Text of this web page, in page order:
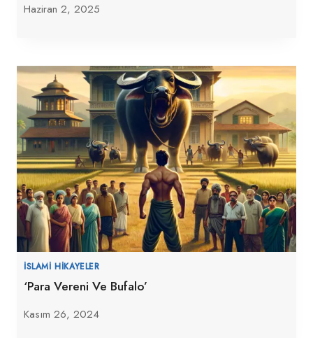
Haziran 2, 2025
İSLAMI HIKAYELER
‘Para Vereni Ve Bufalo’
Kasım 26, 2024